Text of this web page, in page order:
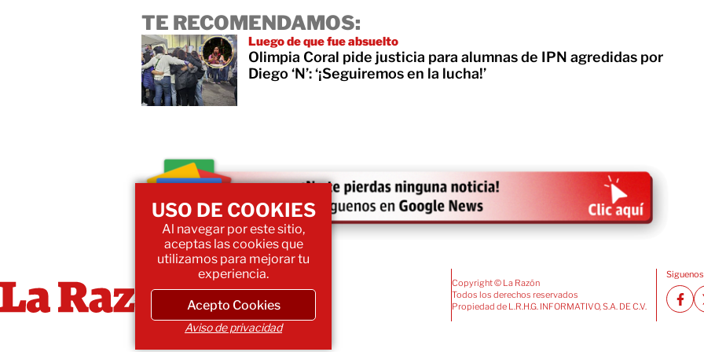
TE RECOMENDAMOS:
Luego de que fue absuelto
Olimpia Coral pide justicia para alumnas de IPN agredidas por
Diego ‘N’: ‘¡Seguiremos en la lucha!’
Copyright © La Razón
Todos los derechos reservados
Propiedad de L.R.H.G. INFORMATIVO, S.A. DE C.V.
USO DE COOKIES
Al navegar por este sitio,
aceptas las cookies que
utilizamos para mejorar tu
experiencia.
Acepto Cookies
Aviso de privacidad